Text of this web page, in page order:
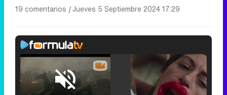
19 comentarios |Jueves 5 Septiembre 2024 17:29
Loaded:
25.30%